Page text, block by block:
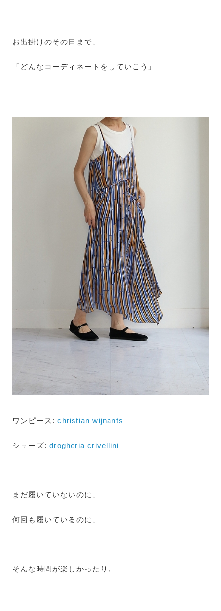
お出掛けのその日まで、
「どんなコーディネートをしていこう」
ワンピース:christian wijnants
シューズ:drogheria crivellini
まだ履いていないのに、
何回も履いているのに、
そんな時間が楽しかったり。